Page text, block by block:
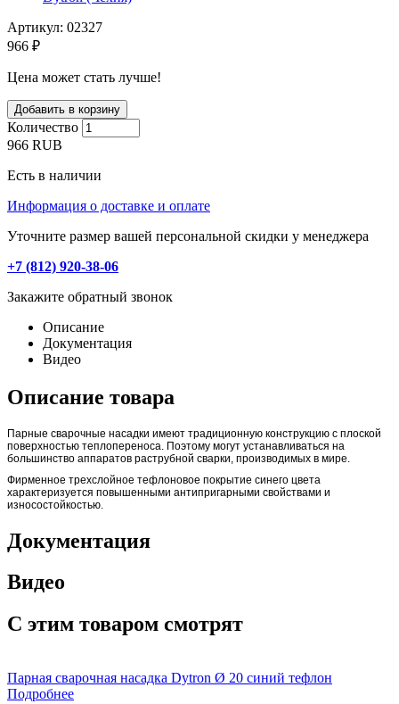
Артикул: 02327
966 ₽
Цена может стать лучше!
Количество
966 RUB
Есть в наличии
Информация о доставке и оплате
Уточните размер вашей персональной скидки у менеджера
+7 (812) 920-38-06
Закажите обратный звонок
Описание
Документация
Видео
Описание товара
Парные сварочные насадки имеют традиционную конструкцию с плоской
поверхностью теплопереноса. Поэтому могут устанавливаться на
большинство аппаратов раструбной сварки, производимых в мире.
Фирменное трехслойное тефлоновое покрытие синего цвета
характеризуется повышенными антипригарными свойствами и
износостойкостью.
Документация
Видео
С этим товаром смотрят
Парная сварочная насадка Dytron Ø 20 синий тефлон
Подробнее